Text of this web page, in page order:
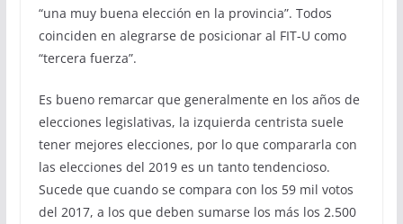
“una muy buena elección en la provincia”. Todos
coinciden en alegrarse de posicionar al FIT-U como
“tercera fuerza”.
Es bueno remarcar que generalmente en los años de
elecciones legislativas, la izquierda centrista suele
tener mejores elecciones, por lo que compararla con
las elecciones del 2019 es un tanto tendencioso.
Sucede que cuando se compara con los 59 mil votos
del 2017, a los que deben sumarse los más los 2.500